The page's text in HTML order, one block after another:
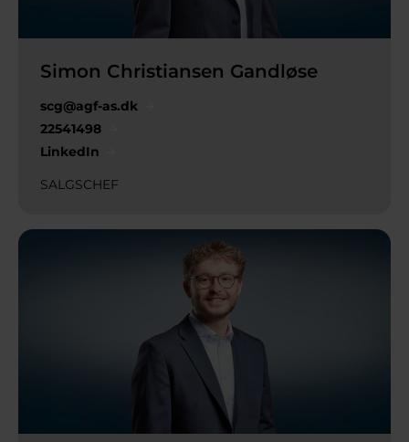
Simon Christiansen Gandløse
scg@agf-as.dk
22541498
LinkedIn
SALGSCHEF